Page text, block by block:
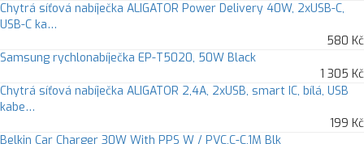
Chytrá síťová nabíječka ALIGATOR Power Delivery 40W, 2xUSB-C,
USB-C ka…
580 Kč
Samsung rychlonabíječka EP-T5020, 50W Black
1 305 Kč
Chytrá síťová nabíječka ALIGATOR 2,4A, 2xUSB, smart IC, bílá, USB
kabe…
199 Kč
Belkin Car Charger 30W With PPS W / PVC,C-C,1M Blk